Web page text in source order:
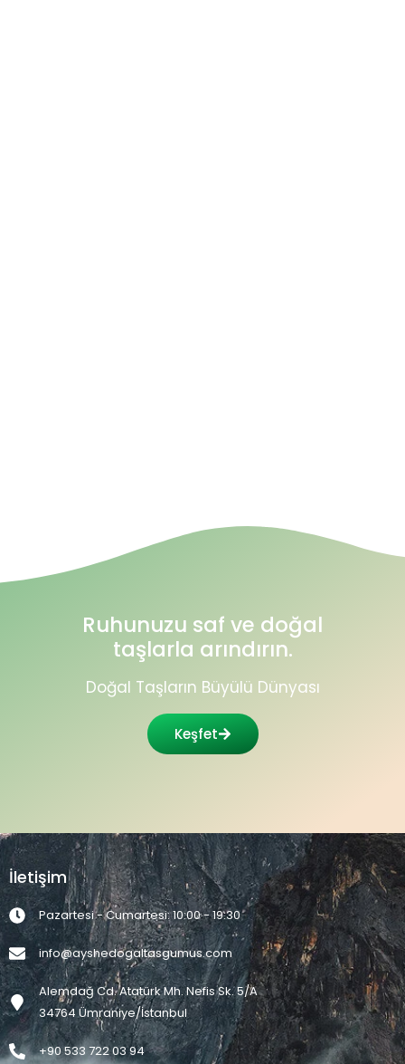
Ruhunuzu saf ve doğal
taşlarla arındırın.
Doğal Taşların Büyülü Dünyası
Keşfet
İletişim
Pazartesi - Cumartesi: 10:00 - 19:30
info@ayshedogaltasgumus.com
Alemdağ Cd. Atatürk Mh. Nefis Sk. 5/A
34764 Ümraniye/İstanbul
+90 533 722 03 94